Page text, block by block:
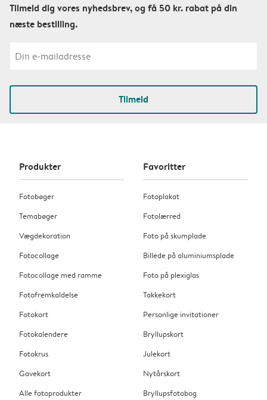
Tilmeld dig vores nyhedsbrev, og få 50 kr. rabat på din
næste bestilling.
Tilmeld
Produkter
Fotobøger
Temabøger
Vægdekoration
Fotocollage
Fotocollage med ramme
Fotofremkaldelse
Fotokort
Fotokalendere
Fotokrus
Gavekort
Alle fotoprodukter
Favoritter
Fotoplakat
Fotolærred
Foto på skumplade
Billede på aluminiumsplade
Foto på plexiglas
Takkekort
Personlige invitationer
Bryllupskort
Julekort
Nytårskort
Bryllupsfotobog